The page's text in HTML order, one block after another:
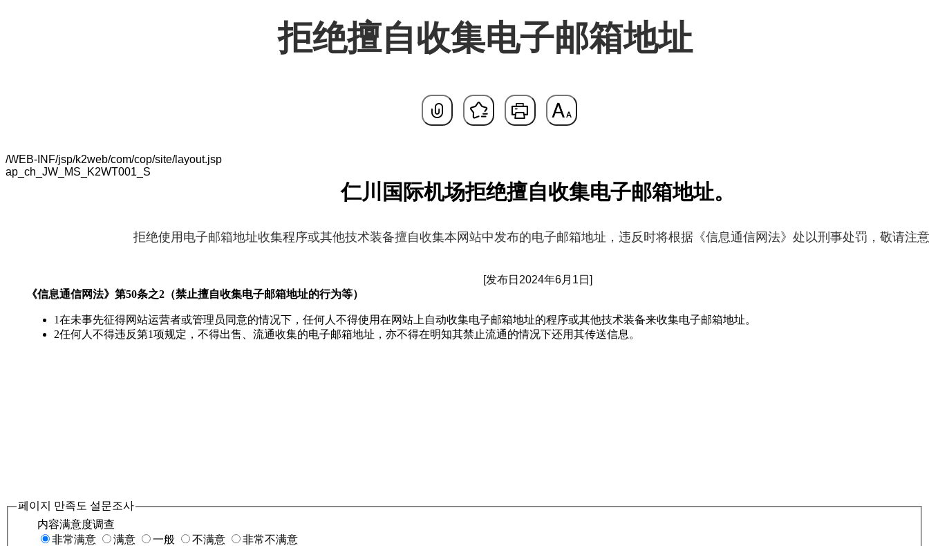
拒绝擅自收集电子邮箱地址
/WEB-INF/jsp/k2web/com/cop/site/layout.jsp
ap_ch_JW_MS_K2WT001_S
仁川国际机场拒绝擅自收集电子邮箱地址。
拒绝使用电子邮箱地址收集程序或其他技术装备擅自收集本网站中发布的电子邮箱地址，违反时将根据《信息通信网法》处以刑事处罚，敬请注
[发布日2024年6月1日]
《信息通信网法》第50条之2（禁止擅自收集电子邮箱地址的行为等）
1在未事先征得网站运营者或管理员同意的情况下，任何人不得使用在网站上自动收集电子邮箱地址的程序或其他技术装备来收集电子邮箱地址。
2任何人不得违反第1项规定，不得出售、流通收集的电子邮箱地址，亦不得在明知其禁止流通的情况下还用其传送信息。
페이지 만족도 설문조사
内容满意度调查
非常满意
满意 一般 不满意 非常不满意